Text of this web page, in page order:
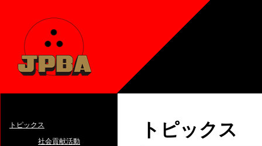
トピックス
社会貢献活動
トピックス